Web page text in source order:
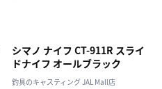
シマノ ナイフ CT-911R スライ
ドナイフ オールブラック
釣具のキャスティング JAL Mall店